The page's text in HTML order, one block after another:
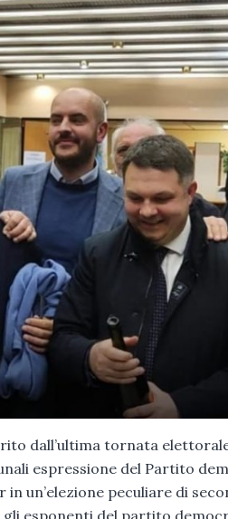
dall’ultima tornata
espressione del Partito
in un’elezione peculiare di